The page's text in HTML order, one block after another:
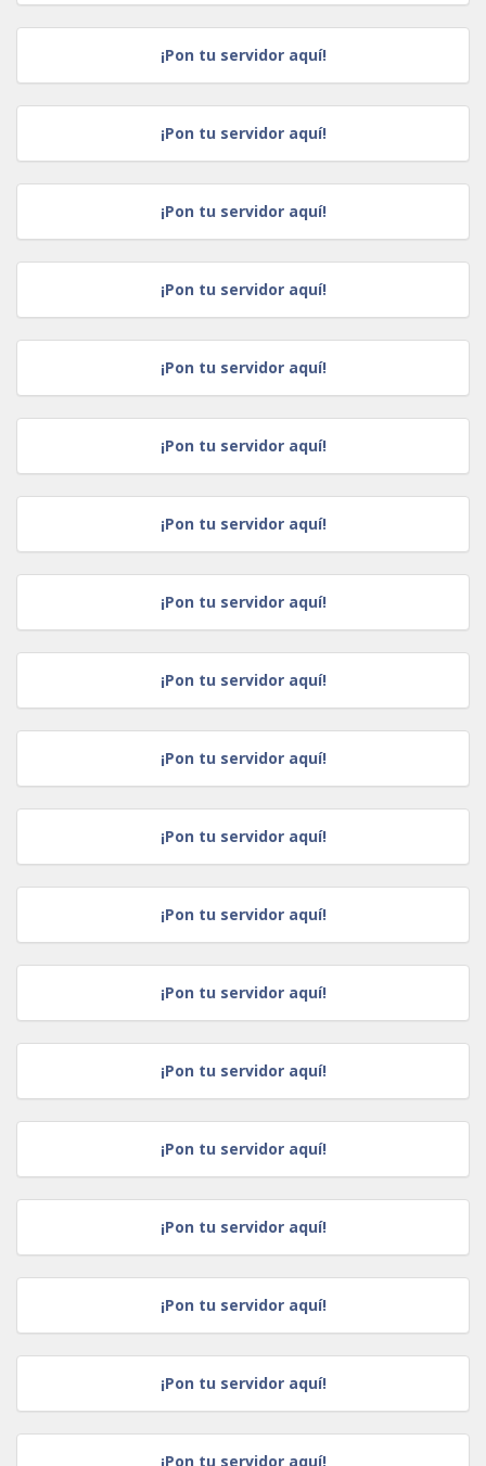
¡Pon tu servidor aquí!
¡Pon tu servidor aquí!
¡Pon tu servidor aquí!
¡Pon tu servidor aquí!
¡Pon tu servidor aquí!
¡Pon tu servidor aquí!
¡Pon tu servidor aquí!
¡Pon tu servidor aquí!
¡Pon tu servidor aquí!
¡Pon tu servidor aquí!
¡Pon tu servidor aquí!
¡Pon tu servidor aquí!
¡Pon tu servidor aquí!
¡Pon tu servidor aquí!
¡Pon tu servidor aquí!
¡Pon tu servidor aquí!
¡Pon tu servidor aquí!
¡Pon tu servidor aquí!
¡Pon tu servidor aquí!